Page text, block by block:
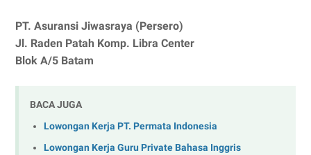
PT. Asuransi Jiwasraya (Persero)
Jl. Raden Patah Komp. Libra Center
Blok A/5 Batam
BACA JUGA
Lowongan Kerja PT. Permata Indonesia
Lowongan Kerja Guru Private Bahasa Inggris